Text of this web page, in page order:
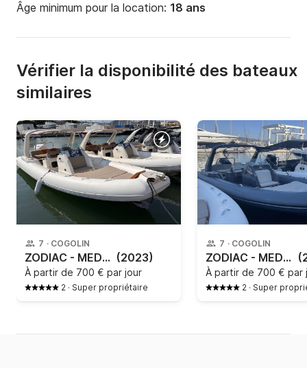
Âge minimum pour la location: 18 ans
Vérifier la disponibilité des bateaux
similaires
7 · COGOLIN
ZODIAC - MEDLINE 7.5 (2023)
À partir de 700 € par jour
2 · Super propriétaire
7 · COGOLIN
ZODIAC - MEDLINE 7.5
À partir de 700 € par
2 · Super